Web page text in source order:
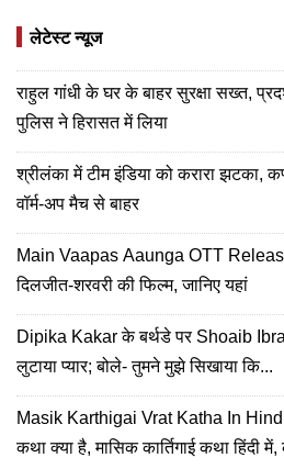
लेटेस्ट न्यूज
राहुल गांधी के घर के बाहर सुरक्षा सख्त,
पुलिस ने हिरासत में लिया
श्रीलंका में टीम इंडिया को करारा झटका,
वॉर्म-अप मैच से बाहर
Main Vaapas Aaunga OTT
दिलजीत-शरवरी की फिल्म, जानिए यहां
Dipika Kakar के बर्थडे पर Shoaib
लुटाया प्यार; बोले- तुमने मुझे सिखाया कि...
Masik Karthigai Vrat Katha In Hindi:
कथा क्या है, मासिक कार्तिगाई कथा हिंदी